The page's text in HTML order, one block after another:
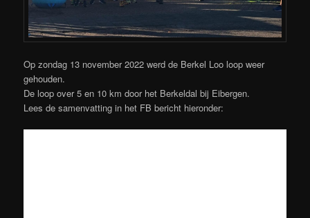
Op zondag 13 november 2022 werd de Berkel Loo loop weer
gehouden.
De loop over 5 en 10 km door het Berkeldal bij Eibergen.
Lees de samenvatting in het FB bericht hieronder: